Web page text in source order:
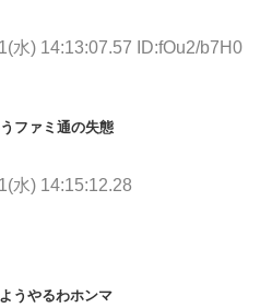
水) 14:13:07.57 ID:fOu2/b7H0
ファミ通の失態
水) 14:15:12.28
うやるわホンマ